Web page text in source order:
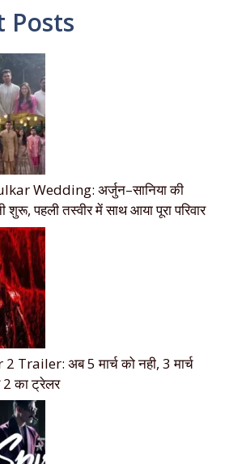
Posts
Wedding: अर्जुन–सानिया की
शुरू, पहली तस्वीर में साथ आया पूरा परिवार
Trailer: अब 5 मार्च को नही, 3 मार्च
का ट्रेलर